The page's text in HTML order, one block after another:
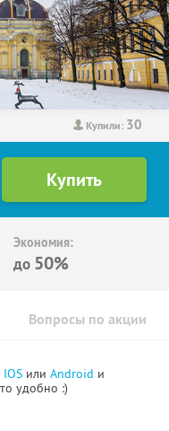
Купили: 30
Экономия:
до 50%
Вопросы по акции
IOS или Android и
удобно :)